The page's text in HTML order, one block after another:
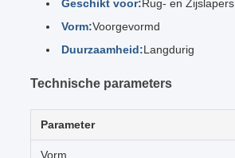
Geschikt voor:Rug- en Zijslapers
Vorm:Voorgevormd
Duurzaamheid:Langdurig
Technische parameters
Parameter
Vorm